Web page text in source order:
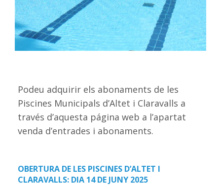
Podeu adquirir els abonaments de les
Piscines Municipals d’Altet i Claravalls a
través d’aquesta página web a l’apartat
venda d’entrades i abonaments.
OBERTURA DE LES PISCINES D’ALTET I
CLARAVALLS: DIA 14 DE JUNY 2025